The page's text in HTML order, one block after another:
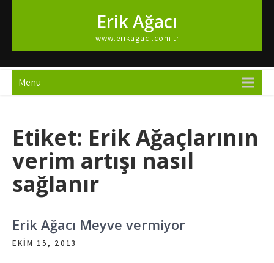
Erik Ağacı
www.erikagaci.com.tr
Menu
Etiket: Erik Ağaçlarının
verim artışı nasıl
sağlanır
Erik Ağacı Meyve vermiyor
EKIM 15, 2013